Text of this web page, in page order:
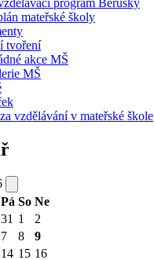
program Berušky
mateřské školy
tvoření
akce MŠ
MŠ
vzdělávání v mateřské škole
Pá So Ne
31 1
2
7 8
9
14 15 16